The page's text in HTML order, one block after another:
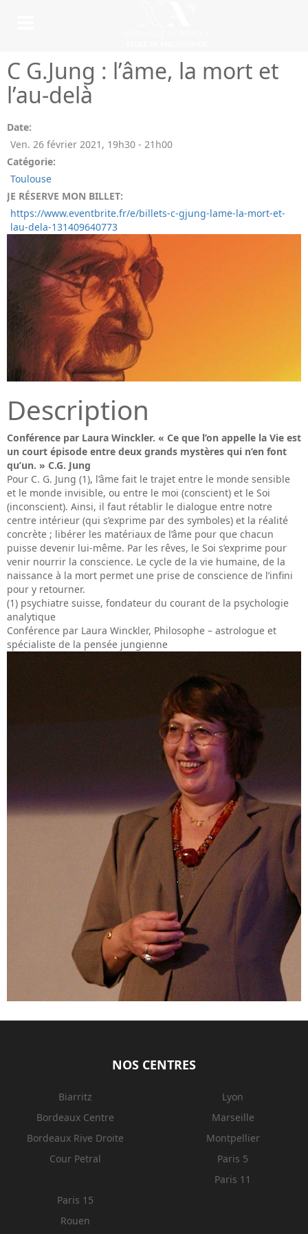
C G.Jung : l’âme, la mort et
l’au-delà
Date:
Ven. 26 février 2021 , 19h30 - 21h00
Catégorie:
Toulouse
JE RÉSERVE MON BILLET:
https://www.eventbrite.fr/e/billets-c-gjung-lame-la-mort-et-
lau-dela-131409640773
Description
Conférence par Laura Winckler. « Ce que l’on appelle la Vie est
un court épisode entre deux grands mystères qui n’en font
qu’un. » C.G. Jung
Pour C. G. Jung (1), l’âme fait le trajet entre le monde sensible
et le monde invisible, ou entre le moi (conscient) et le Soi
(inconscient). Ainsi, il faut rétablir le dialogue entre notre
centre intérieur (qui s’exprime par des symboles) et la réalité
concrète ; libérer les matériaux de l’âme pour que chacun
puisse devenir lui-même. Par les rêves, le Soi s’exprime pour
venir nourrir la conscience. Le cycle de la vie humaine, de la
naissance à la mort permet une prise de conscience de l’infini
pour y retourner.
(1) psychiatre suisse, fondateur du courant de la psychologie
analytique
Conférence par Laura Winckler, Philosophe – astrologue et
spécialiste de la pensée jungienne
NOS CENTRES
Biarritz
Bordeaux Centre
Bordeaux Rive Droite
Cour Petral
Lyon
Marseille
Montpellier
Paris 5
Paris 11
Paris 15
Rouen